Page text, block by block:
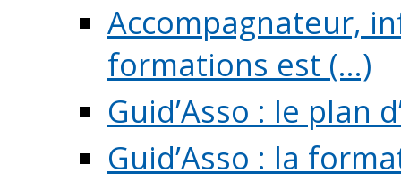
Accompagnateur,
formations est (...)
Guid’Asso : le plan
Guid’Asso : la